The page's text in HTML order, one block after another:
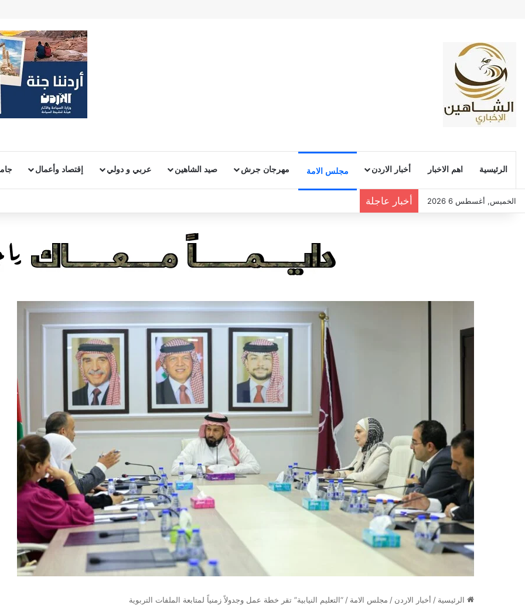
الرئيسية اهم الاخبار أخبار الاردن مجلس الامة مهرجان جرش صيد الشاهين عربي و دولي إقتصاد وأعمال
الخميس, أغسطس 6 2026 أخبار عاجلة
الرئيسية / أخبار الاردن / مجلس الامة / “التعليم النيابية” تقر خطة عمل وجدولاً زمنياً لمتابعة الملفات التربوية